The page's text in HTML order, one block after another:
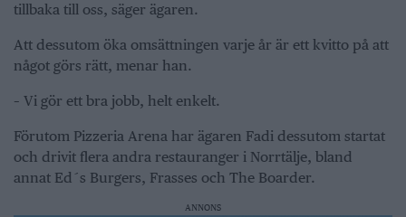
tillbaka till oss, säger ägaren.
Att dessutom öka omsättningen varje år är ett kvitto på att
något görs rätt, menar han.
– Vi gör ett bra jobb, helt enkelt.
Förutom Pizzeria Arena har ägaren Fadi dessutom startat
och drivit flera andra restauranger i Norrtälje, bland
annat Ed´s Burgers, Frasses och The Boarder.
ANNONS